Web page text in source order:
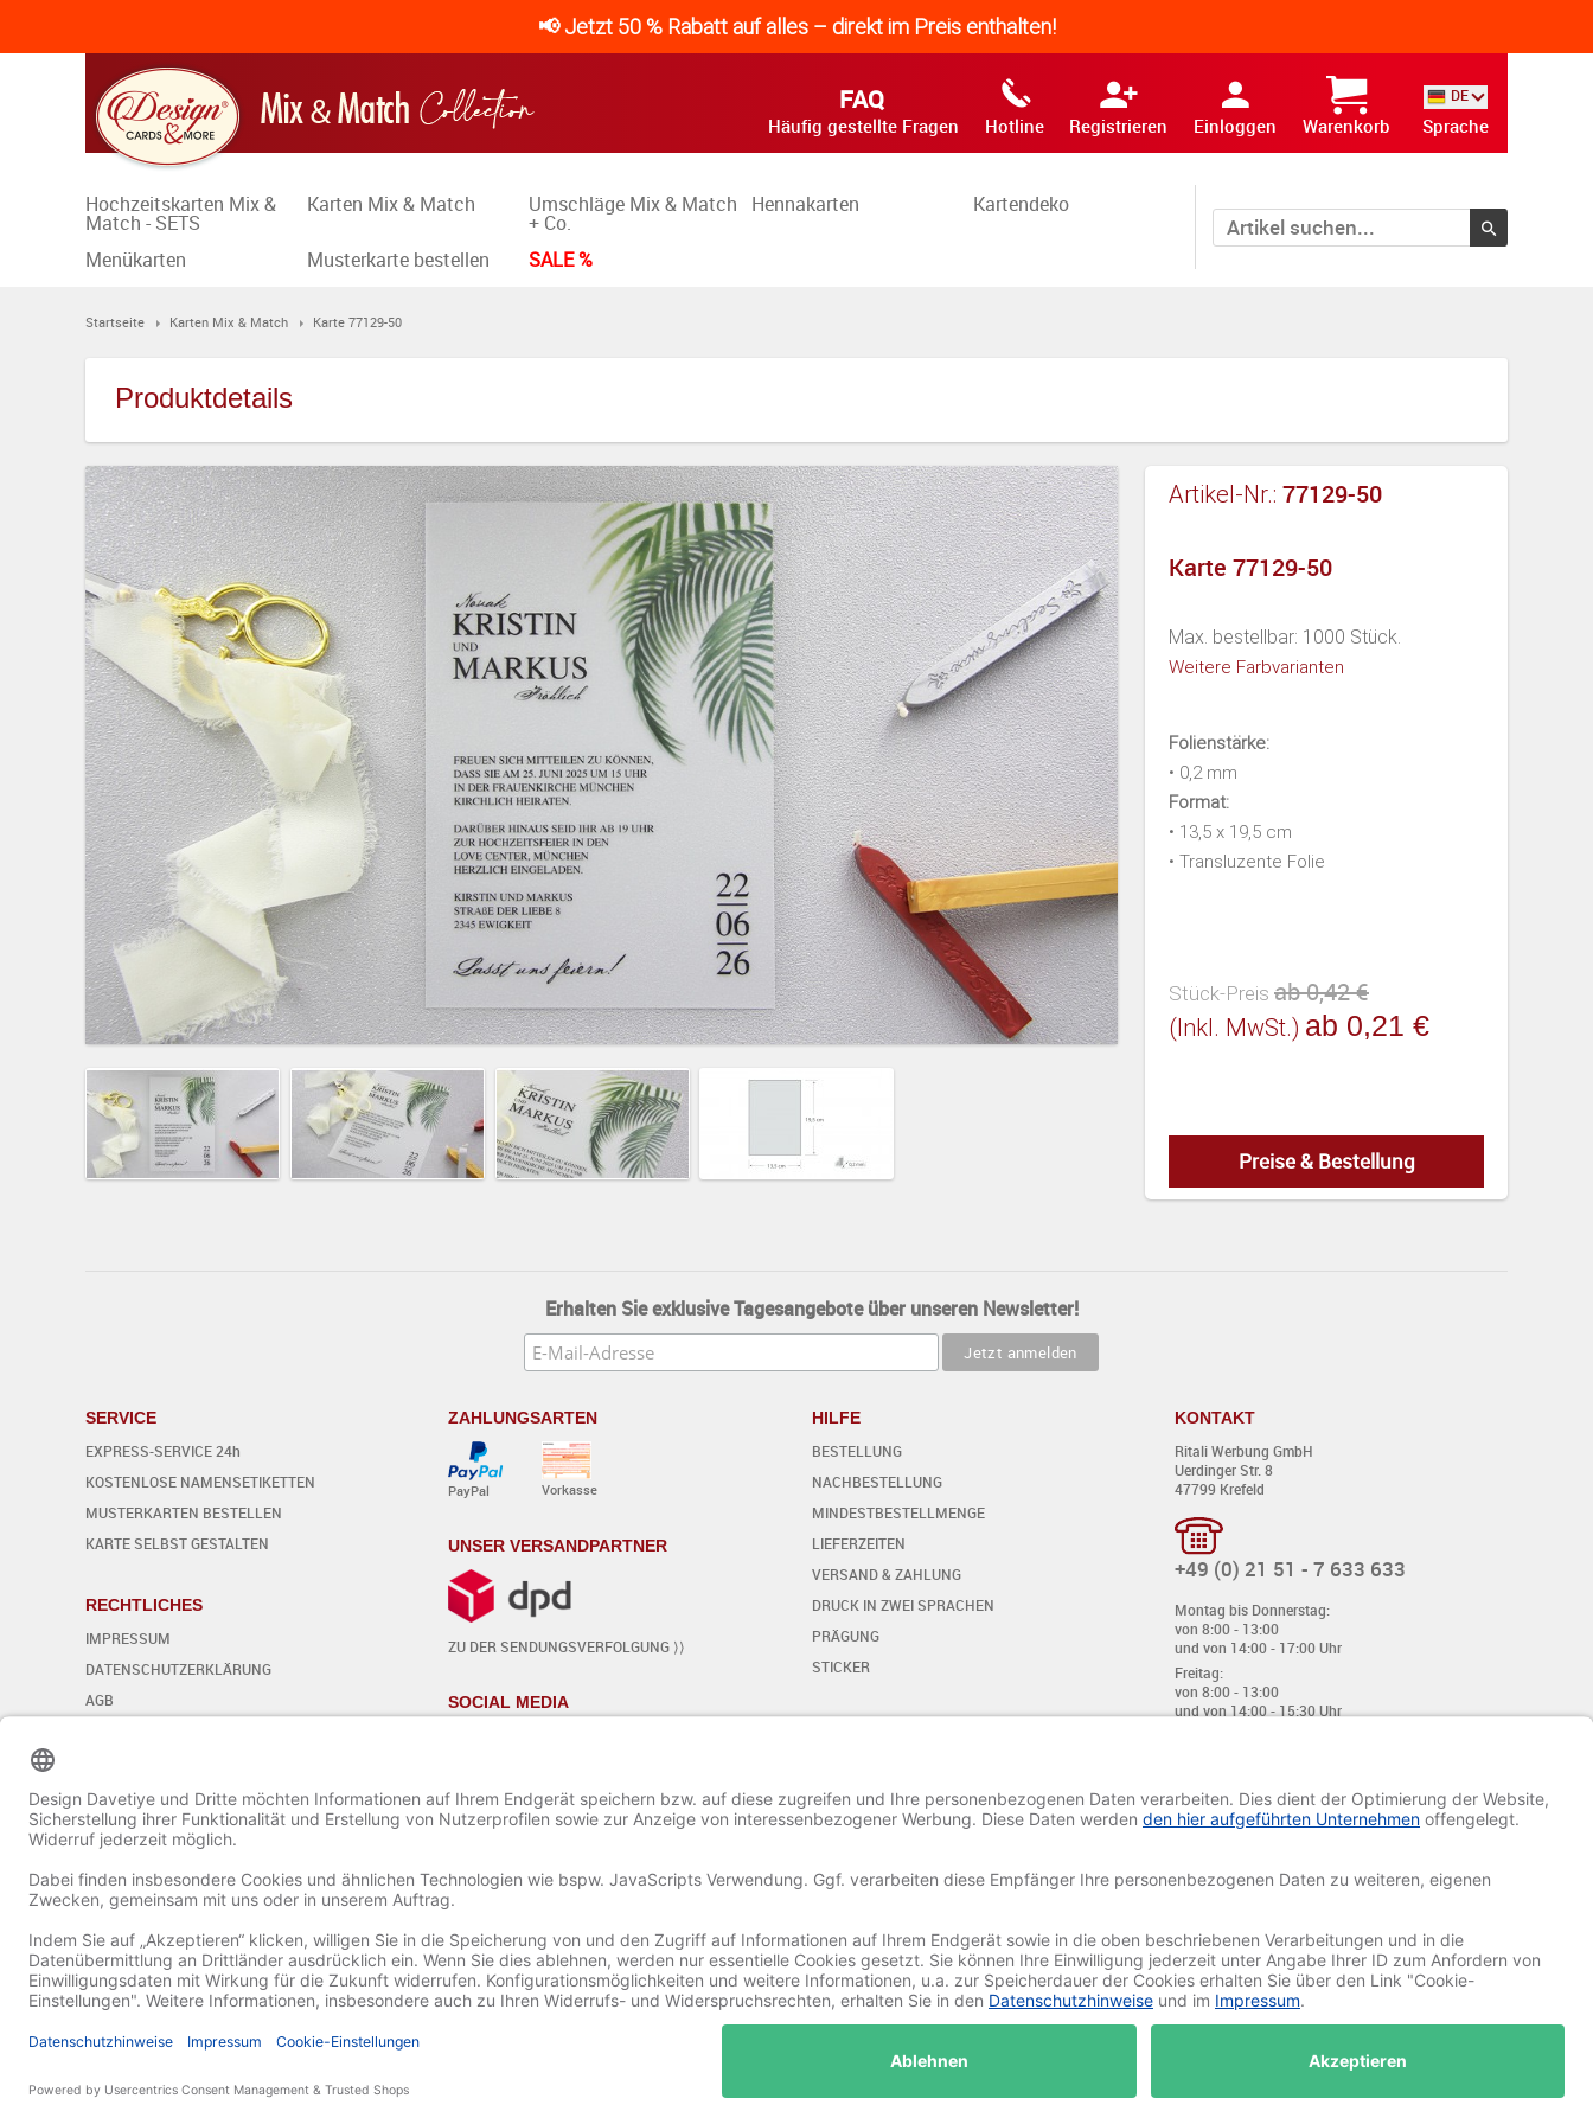
📢 Jetzt 50 % Rabatt auf alles – direkt im Preis enthalten!
FAQ
Häufig gestellte Fragen Hotline Registrieren Einloggen Warenkorb
DE
Sprache
Hochzeitskarten Mix &
Match - SETS
Karten Mix & Match Umschläge Mix & Match
+ Co.
Hennakarten Kartendeko
Menükarten Musterkarte bestellen SALE %
Startseite Karten Mix & Match Karte 77129-50
Produktdetails
Artikel-Nr.: 77129-50
Karte 77129-50
Max. bestellbar: 1000 Stück.
Weitere Farbvarianten
Folienstärke:
• 0,2 mm
Format:
• 13,5 x 19,5 cm
• Transluzente Folie
Stück-Preis ab 0,42 €
(inkl. MwSt.) ab 0,21 €
Preise & Bestellung
Erhalten Sie exklusive Tagesangebote über unseren Newsletter!
SERVICE
EXPRESS-SERVICE 24h
KOSTENLOSE NAMENSETIKETTEN
MUSTERKARTEN BESTELLEN
KARTE SELBST GESTALTEN
RECHTLICHES
IMPRESSUM
DATENSCHUTZERKLÄRUNG
AGB
ZAHLUNGSARTEN
PayPal Vorkasse
UNSER VERSANDPARTNER
ZU DER SENDUNGSVERFOLGUNG ⟩⟩
SOCIAL MEDIA
HILFE
BESTELLUNG
NACHBESTELLUNG
MINDESTBESTELLMENGE
LIEFERZEITEN
VERSAND & ZAHLUNG
DRUCK IN ZWEI SPRACHEN
PRÄGUNG
STICKER
TEXT HINZUFÜGEN / BEARBEITEN
ORNAMENTE HINZUFÜGEN
PROJEKT SPEICHERN UND LADEN
KONTAKT
Ritali Werbung GmbH
Uerdinger Str. 8
47799 Krefeld
+49 (0) 21 51 - 7 633 633
Montag bis Donnerstag:
von 8:00 - 13:00
und von 14:00 - 17:00 Uhr
Freitag:
von 8:00 - 13:00
und von 14:00 - 15:30 Uhr
© 2020-2025 Ritali Werbung GmbH. All Rights Reserved.